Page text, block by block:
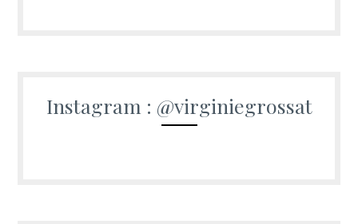
Instagram : @virginiegrossat